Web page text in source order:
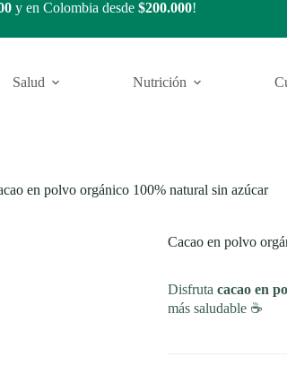
y en Colombia desde $200.000!
Salud Nutrición
en polvo orgánico 100% natural sin azúcar
Cacao en polvo
Disfruta cacao en
más saludable ☕